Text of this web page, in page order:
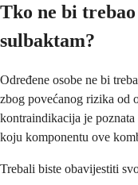
Tko ne bi
sulbaktam?
Određene osobe ne bi
zbog povećanog rizika od
kontraindikacija je
koju komponentu ove
Trebali biste obavijestiti